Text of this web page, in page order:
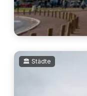
🏛️ Städte